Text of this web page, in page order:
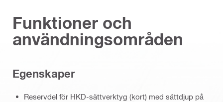
Funktioner och
användningsområden
Egenskaper
Reservdel för HKD-sättverktyg (kort) med sättdjup på